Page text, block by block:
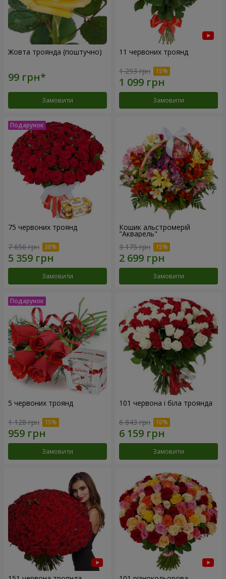
Жовта троянда (поштучно)
Замовити
11 червоних троянд
1 293 грн
Замовити
75 червоних троянд
7 656 грн
Замовити
Кошик альстромерій
"Акварель"
3 175 грн
Замовити
5 червоних троянд
1 128 грн
Замовити
101 червона і біла троянда
6 843 грн
Замовити